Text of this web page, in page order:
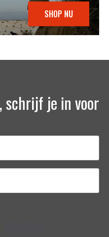
SHOP NU
schrijf je in voor